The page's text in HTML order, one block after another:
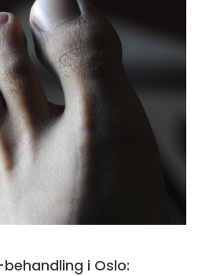
i Oslo: